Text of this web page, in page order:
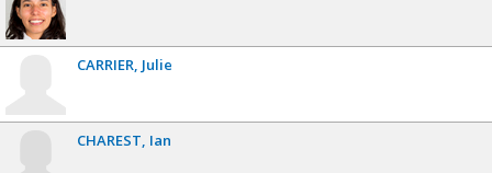
CARRIER Julie
CHAREST Ian